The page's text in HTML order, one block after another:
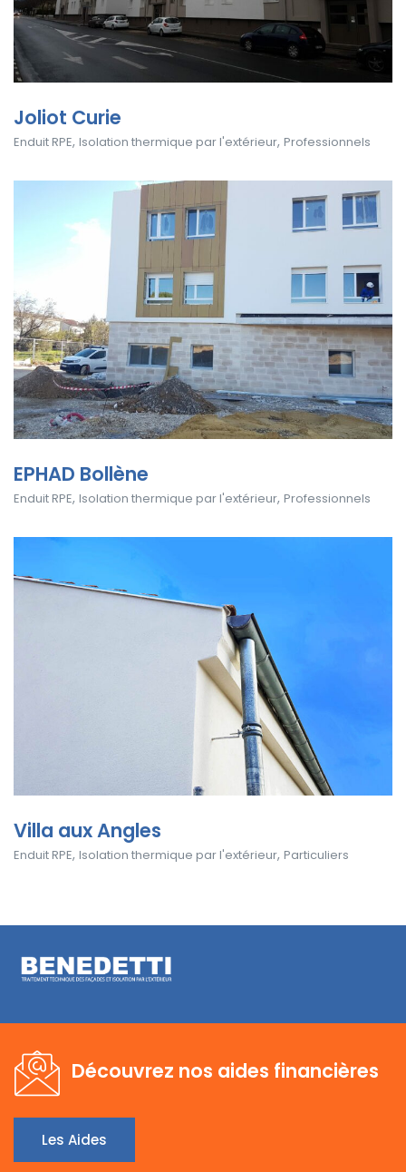
Joliot Curie
Enduit RPE, Isolation thermique par l'extérieur, Professionnels
EPHAD Bollène
Enduit RPE, Isolation thermique par l'extérieur, Professionnels
Villa aux Angles
Enduit RPE, Isolation thermique par l'extérieur, Particuliers
Découvrez nos aides financières
Les Aides